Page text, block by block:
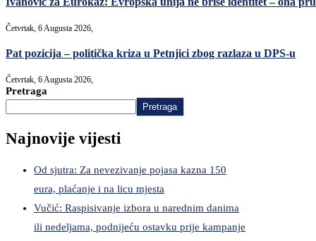
Četvrtak, 6 Augusta 2026,
Pat pozicija – politička kriza u Petnjici zbog razlaza u DPS-u
Četvrtak, 6 Augusta 2026,
Pretraga
Pretraga
Najnovije vijesti
Od sjutra: Za nevezivanje pojasa kazna 150
eura, plaćanje i na licu mjesta
Vučić: Raspisivanje izbora u narednim danima
ili nedeljama, podnijeću ostavku prije kampanje